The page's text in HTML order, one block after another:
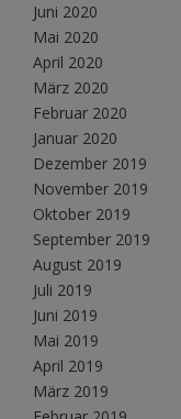
Juni 2020
Mai 2020
April 2020
März 2020
Februar 2020
Januar 2020
Dezember 2019
November 2019
Oktober 2019
September 2019
August 2019
Juli 2019
Juni 2019
Mai 2019
April 2019
März 2019